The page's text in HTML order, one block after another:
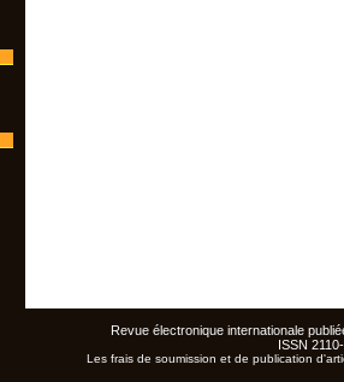
Revue électronique internationale
ISSN
Les frais de soumission et de publication